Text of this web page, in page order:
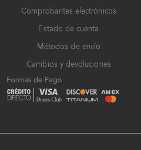
Comprobantes electrónicos
Estado de cuenta
Métodos de envío
Cambios y devoluciones